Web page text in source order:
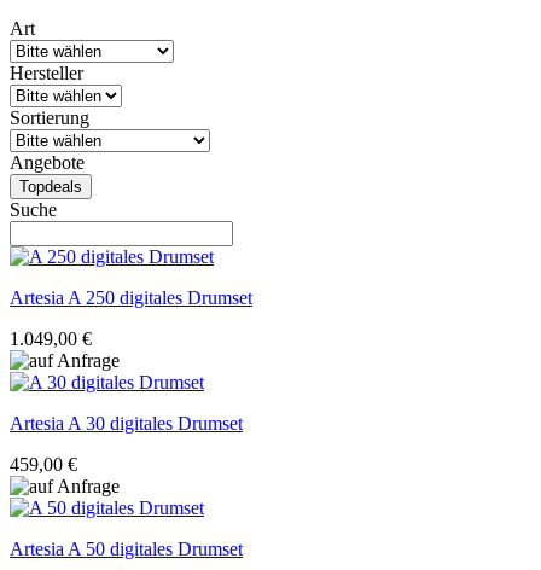
Art
Hersteller
Sortierung
Angebote
Topdeals
Suche
ArtesiaA 250 digitales Drumset
1.049,00 €
ArtesiaA 30 digitales Drumset
459,00 €
ArtesiaA 50 digitales Drumset